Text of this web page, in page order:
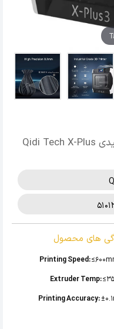
پرینتر سه بعدی فیلامنتی صنعتی کیدی Qidi Tech X-Plus
های محصول
Printing Speed:
Extruder Temp:
Printing Accuracy: